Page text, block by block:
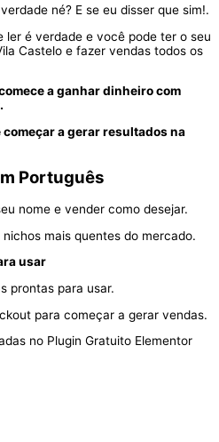
né? E se eu disser que sim!.
ler é verdade e você pode ter o seu
Castelo e fazer vendas todos os
a ganhar dinheiro com
a gerar resultados na
Português
nome e vender como desejar.
mais quentes do mercado.
usar
prontas para usar.
para começar a gerar vendas.
no Plugin Gratuito Elementor